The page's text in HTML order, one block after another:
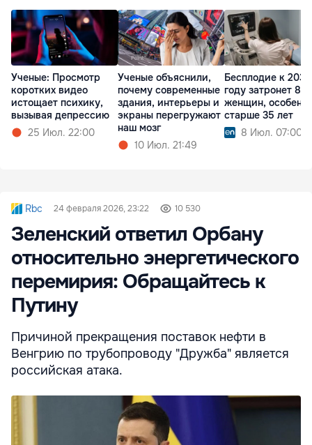
Ученые: Просмотр
коротких видео
истощает психику,
вызывая депрессию
25 Июл. 22:00
Ученые объяснили,
почему современные
здания, интерьеры и
экраны перегружают
наш мозг
10 Июл. 21:49
Бесплодие к 2036
году затронет 80
женщин,
старше 35 лет
8 Июл. 07:00
Rbc 24 февраля 2026, 23:22 10 530
Зеленский ответил Орбану
относительно энергетического
перемирия: Обращайтесь к
Путину
Причиной прекращения поставок нефти в
Венгрию по трубопроводу "Дружба" является
российская атака.